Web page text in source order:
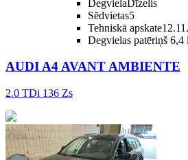
DegvielaDīzelis
Sēdvietas5
Tehniskā apskate
Degvielas patēriņš 6,4
AUDI A4 AVANT AMBIENTE
2.0 TDi 136 Zs